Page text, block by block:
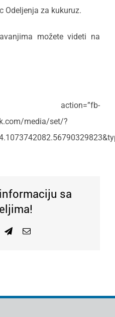
Odeljenja za kukuruz.
možete videti na
media/set/?
sa
TelegramEmail